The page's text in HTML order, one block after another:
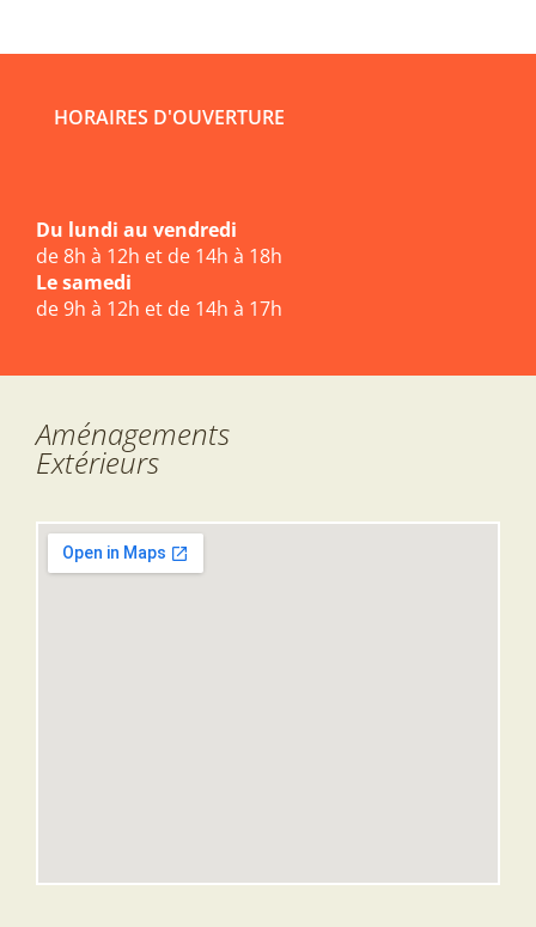
HORAIRES D'OUVERTURE
Du lundi au vendredi
de 8h à 12h et de 14h à 18h
Le samedi
de 9h à 12h et de 14h à 17h
Aménagements
Extérieurs